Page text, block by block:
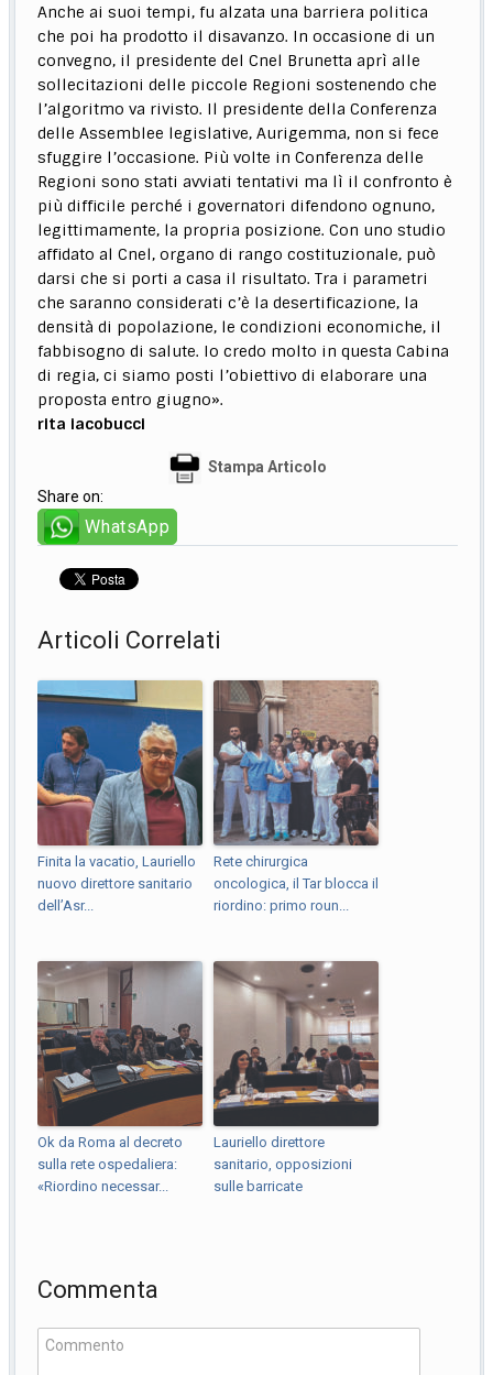
Anche ai suoi tempi, fu alzata una barriera politica
che poi ha prodotto il disavanzo. In occasione di un
convegno, il presidente del Cnel Brunetta aprì alle
sollecitazioni delle piccole Regioni sostenendo che
l’algoritmo va rivisto. Il presidente della Conferenza
delle Assemblee legislative, Aurigemma, non si fece
sfuggire l’occasione. Più volte in Conferenza delle
Regioni sono stati avviati tentativi ma lì il confronto è
più difficile perché i governatori difendono ognuno,
legittimamente, la propria posizione. Con uno studio
affidato al Cnel, organo di rango costituzionale, può
darsi che si porti a casa il risultato. Tra i parametri
che saranno considerati c’è la desertificazione, la
densità di popolazione, le condizioni economiche, il
fabbisogno di salute. Io credo molto in questa Cabina
di regia, ci siamo posti l’obiettivo di elaborare una
proposta entro giugno».
rita iacobucci
Stampa Articolo
Share on:
WhatsApp
Articoli Correlati
Finita la vacatio, Lauriello
nuovo direttore sanitario
dell’Asr...
Rete chirurgica
oncologica, il Tar blocca il
riordino: primo roun...
Ok da Roma al decreto
sulla rete ospedaliera:
«Riordino necessar...
Lauriello direttore
sanitario, opposizioni
sulle barricate
Commenta